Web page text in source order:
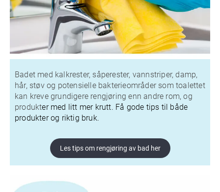
Badet med kalkrester, såperester, vannstriper, damp,
hår, støv og potensielle bakterieområder som toalettet
kan kreve grundigere rengjøring enn andre rom, og
produkter med litt mer krutt. Få gode tips til både
produkter og riktig bruk.
Les tips om rengjøring av bad her